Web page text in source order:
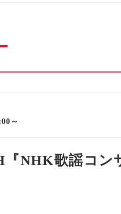
～
NHK歌謡コン